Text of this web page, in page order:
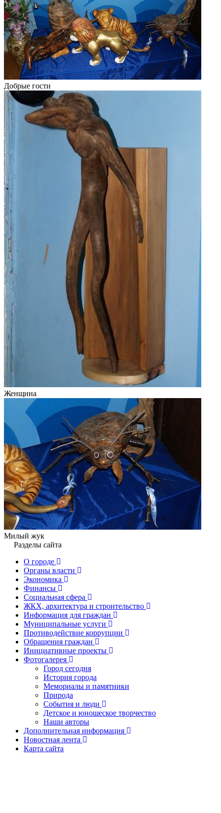
Добрые гости
Женщина
Милый жук
Разделы сайта
О городе
Органы власти
Экономика
Финансы
Социальная сфера
ЖКХ, архитектура и строительство
Информация для граждан
Муниципальные услуги
Противодействие коррупции
Обращения граждан
Инициативные проекты
Фотогалерея
Город сегодня
История города
Мемориалы и памятники
Природа
События и люди
Детское и юношеское творчество
Наши авторы
Дополнительная информация
Новостная лента
Карта сайта